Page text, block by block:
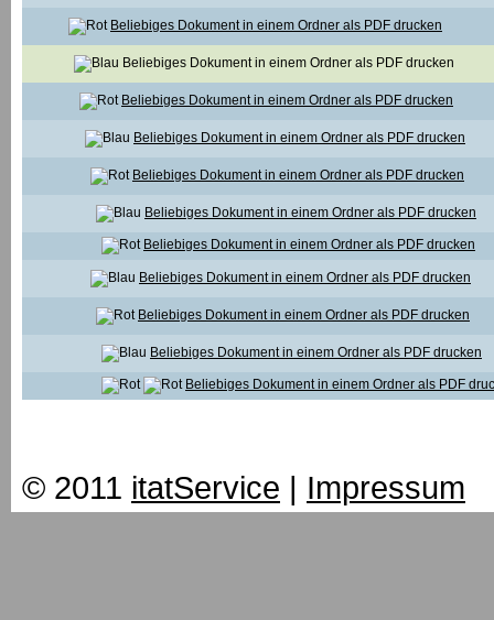
Beliebiges Dokument in einem Ordner als PDF drucken
Beliebiges Dokument in einem Ordner als PDF drucken
Beliebiges Dokument in einem Ordner als PDF drucken
Beliebiges Dokument in einem Ordner als PDF drucken
Beliebiges Dokument in einem Ordner als PDF drucken
Beliebiges Dokument in einem Ordner als PDF drucken
Beliebiges Dokument in einem Ordner als PDF drucken
Beliebiges Dokument in einem Ordner als PDF drucken
Beliebiges Dokument in einem Ordner als PDF drucken
Beliebiges Dokument in einem Ordner als PDF drucken
Beliebiges Dokument in einem Ordner als PDF
© 2011 itatService | Impressum